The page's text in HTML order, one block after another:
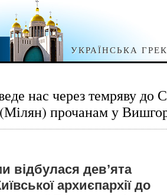
УКРАЇНСЬКА
нас через темряву до
прочанам у
відбулася дев’ята
архиєпархії до